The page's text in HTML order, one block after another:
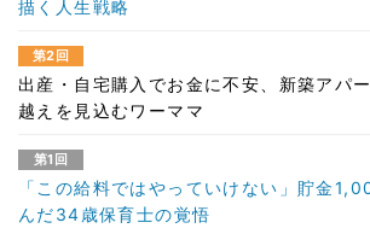
描く人生戦略
第2回
出産・自宅購入でお金に不安、新築アパ
越えを見込むワーママ
第1回
「この給料ではやっていけない」貯金
んだ34歳保育士の覚悟